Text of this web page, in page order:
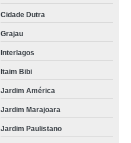
Cidade Dutra
Grajau
Interlagos
Itaim Bibi
Jardim América
Jardim Marajoara
Jardim Paulistano